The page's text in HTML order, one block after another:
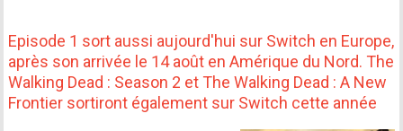
Episode 1 sort aussi aujourd'hui sur Switch en Europe,
après son arrivée le 14 août en Amérique du Nord. The
Walking Dead : Season 2 et The Walking Dead : A New
Frontier sortiront également sur Switch cette année